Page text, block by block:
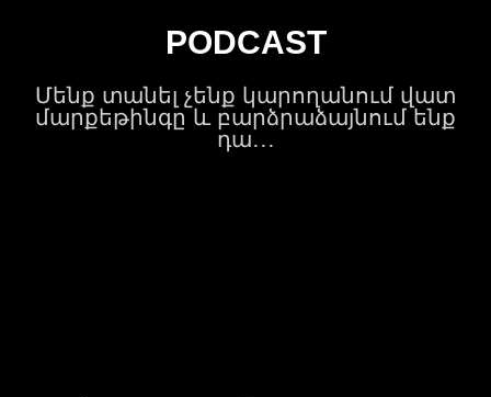
PODCAST
Մենք տանել չենք կարողանում վատ
մարքեթինգը և բարձրաձայնում ենք
դա․․․